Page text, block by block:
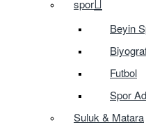
spor
Beyin
Futbol
Spor
Suluk & Matara